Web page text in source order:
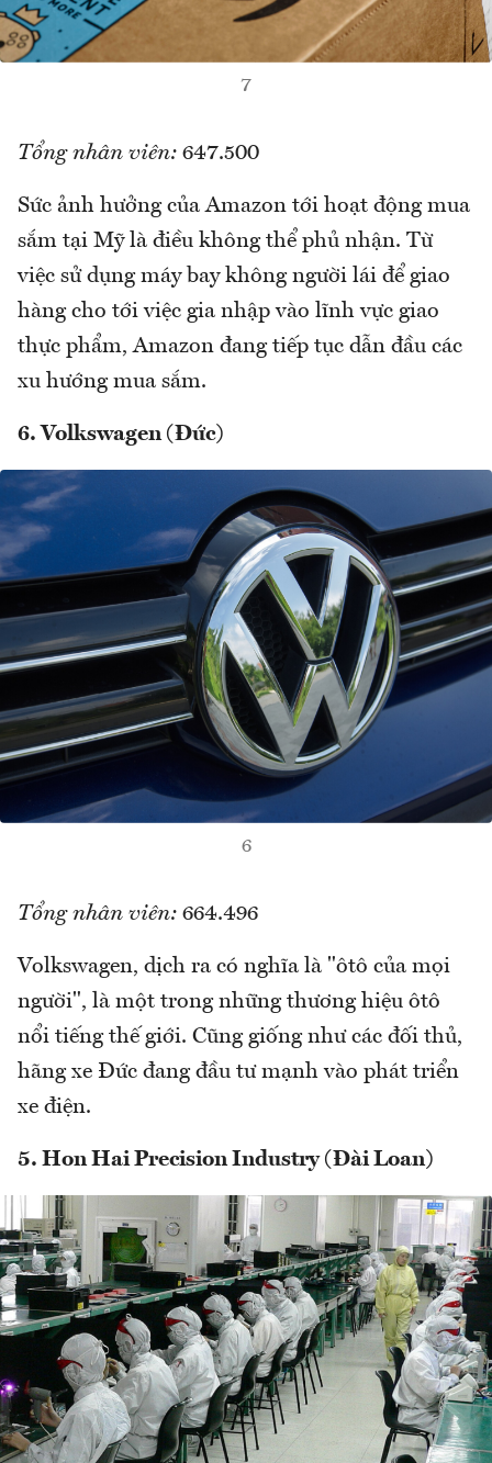
7
Tổng nhân viên: 647.500
Sức ảnh hưởng của Amazon tới hoạt động mua
sắm tại Mỹ là điều không thể phủ nhận. Từ
việc sử dụng máy bay không người lái để giao
hàng cho tới việc gia nhập vào lĩnh vực giao
thực phẩm, Amazon đang tiếp tục dẫn đầu các
xu hướng mua sắm.
6. Volkswagen (Đức)
6
Tổng nhân viên: 664.496
Volkswagen, dịch ra có nghĩa là "ôtô của mọi
người", là một trong những thương hiệu ôtô
nổi tiếng thế giới. Cũng giống như các đối thủ,
hãng xe Đức đang đầu tư mạnh vào phát triển
xe điện.
5. Hon Hai Precision Industry (Đài Loan)